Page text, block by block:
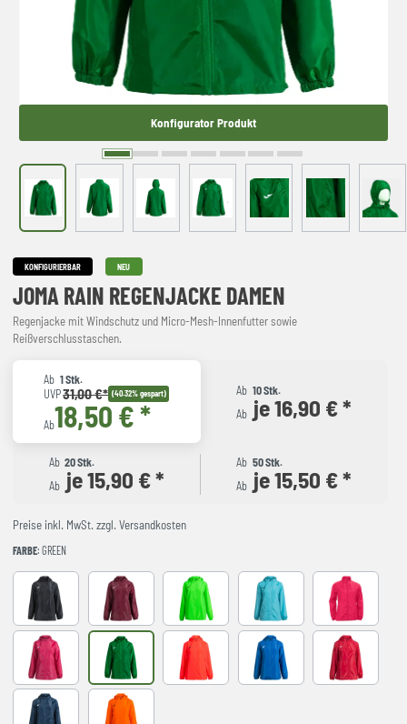
Konfigurator Produkt
KONFIGURIERBAR NEU
JOMA RAIN REGENJACKE DAMEN
Regenjacke mit Windschutz und Micro-Mesh-Innenfutter sowie
Reißverschlusstaschen.
Ab 1 Stk.
UVP31,00 €* (40.32% gespart)
Ab18,50 € *
Ab 10 Stk.
Ab je 16,90 € *
Ab 20 Stk.
Ab je 15,90 € *
Ab 50 Stk.
Ab je 15,50 € *
Preise inkl. MwSt. zzgl. Versandkosten
FARBE: GREEN
BLACK BURGUNDY FLUOR GREEN FLUOR TURQUOISE VIOLET
fuchsia GREEN NARANJA FLUOR ROYAL red